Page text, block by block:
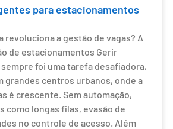
para estacionamentos
revoluciona a gestão de vagas? A
de estacionamentos Gerir
foi uma tarefa desafiadora,
grandes centros urbanos, onde a
é crescente. Sem automação,
como longas filas, evasão de
no controle de acesso. Além